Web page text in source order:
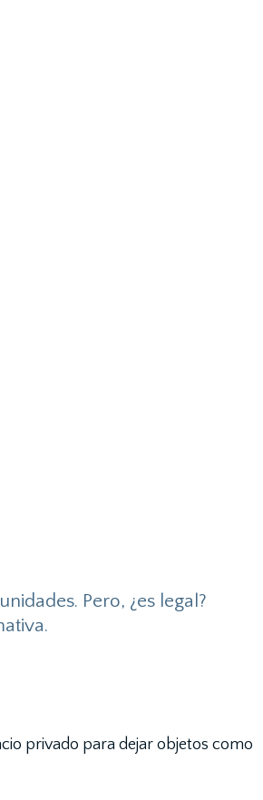
Pero, ¿es legal?
privado para dejar objetos como